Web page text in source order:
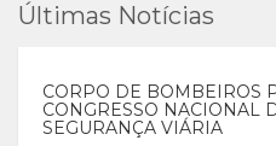
Últimas Notícias
CORPO DE BOMBEIROS
CONGRESSO NACIONAL
SEGURANÇA VIÁRIA